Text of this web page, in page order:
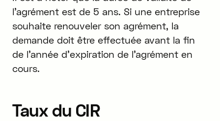
l'agrément est de 5 ans. Si une entreprise
souhaite renouveler son agrément, la
demande doit être effectuée avant la fin
de l'année d'expiration de l'agrément en
cours.
Taux du CIR